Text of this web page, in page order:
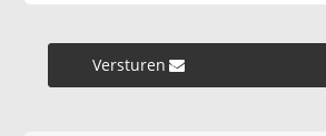
Versturen »